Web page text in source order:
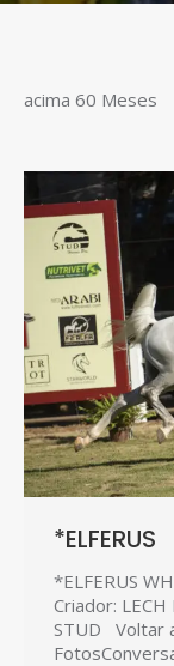
acima 60 Meses
*ELFERUS
*ELFERUS
Criador: LECH
STUD Voltar